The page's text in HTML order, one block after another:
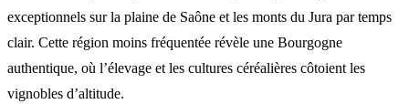
exceptionnels sur la plaine de Saône et les monts du Jura par temps
clair. Cette région moins fréquentée révèle une Bourgogne
authentique, où l’élevage et les cultures céréalières côtoient les
vignobles d’altitude.